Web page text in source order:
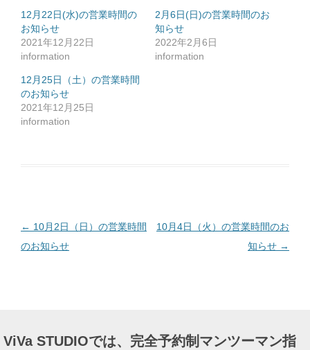
共
有
す
る
に
は
ク
ッ
ク
し
て
く
だ
さ
で
開
ま
す
12月22日(水)の営業時間の
お知らせ
2021年12月22日
information
2月6日(日)の営業時間のお
知らせ
2022年2月6日
information
12月25日（土）の営業時間
のお知らせ
2021年12月25日
information
投
稿
シ
← 10月2日（日）の営業時間
のお知らせ
10月4日（火）の営業時間のお
知らせ →
ViVa STUDIOでは、完全予約制マンツーマン指